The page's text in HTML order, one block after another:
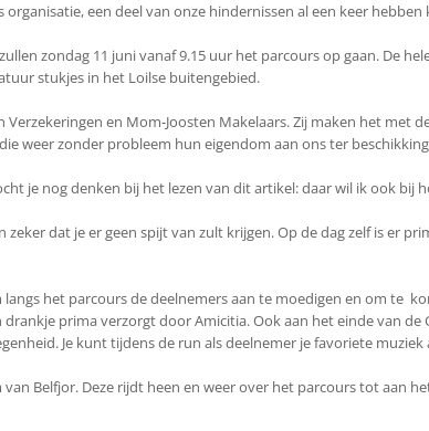
organisatie, een deel van onze hindernissen al een keer
zondag 11 juni vanaf 9.15 uur het parcours op gaan. De
stukjes in het Loilse buitengebied.
en Mom-Joosten Makelaars. Zij maken het met
weer zonder probleem hun eigendom aan ons ter
je nog denken bij het lezen van dit artikel: daar wil ik ook bij
dat je er geen spijt van zult krijgen. Op de dag zelf is er
het parcours de deelnemers aan te moedigen en om te
prima verzorgt door Amicitia. Ook aan het einde van
Je kunt tijdens de run als deelnemer je favoriete muziek
Belfjor. Deze rijdt heen en weer over het parcours tot aan